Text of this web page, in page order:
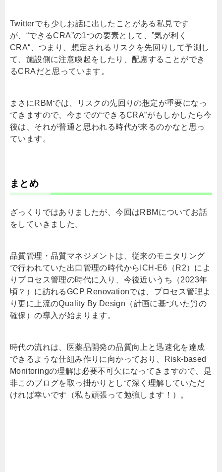
Twitterでも少しお話に出したことがある私見です
が、“できるCRA”の1つの要素として、”気が利く
CRA“、つまり、想定されるリスクを先回りして予測し
て、施設側に注意喚起をしたり、配慮することができ
るCRAだと思っています。
まさに RBMでは、リスクの先回りの想定が重要になっ
てきますので、今までの“できるCRA”がもしかしたら今
後は、それが普通と思われる時代が来るのかなと思っ
ています。
まとめ
ざっくりではありましたが、今回はRBM についてお話
をしていきました。
品質管理・品質マネジメントは、従来のモニタリング
で行われていた出口管理の時代から ICH-E6 （ R2）によ
りプロセス管理の時代に入り、今後近いうち（2023年
頃？）に訪れるGCP Renovationでは、プロセス管理よ
り更に上流のQuality By Design （計画に基づいた質の
確保）の導入が始まります。
時代の流れは、医薬品開発の品質向上と迅速化を達成
できるような仕組み作りに向かっており、
Risk-based
Monitoringの理解は必要不可欠になってきますので、是
非このブログを取っ掛かりとして深く理解していただ
ければ幸いです（私も頑張って勉強します！）。